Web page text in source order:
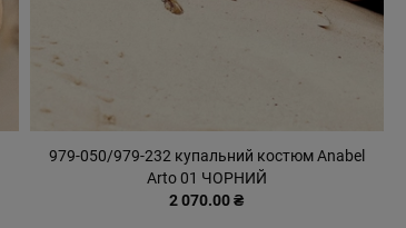
979-050/979-232 купальний костюм Anabel
Arto 01 ЧОРНИЙ
2 070.00 ₴